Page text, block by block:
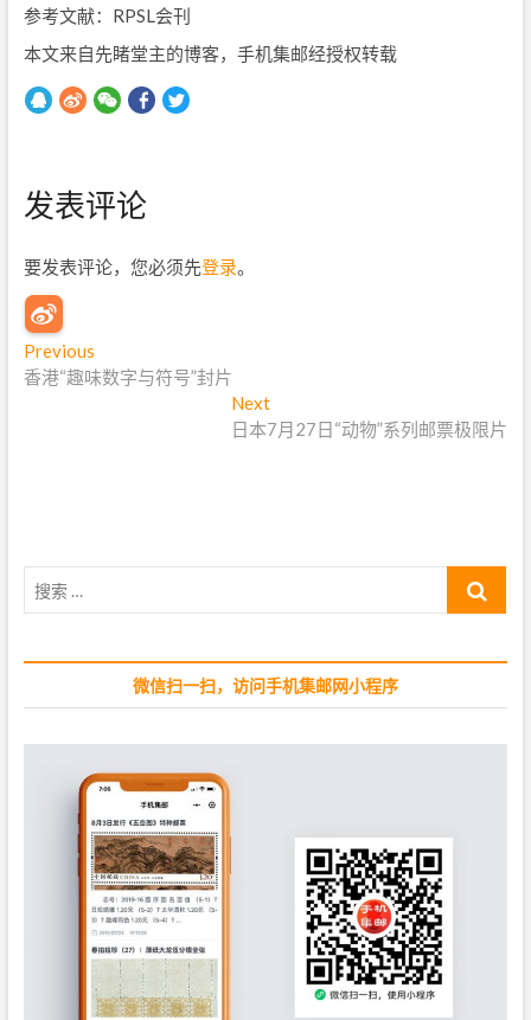
参考文献：RPSL会刊
本文来自先睹堂主的博客，手机集邮经授权转载
发表评论
要发表评论，您必须先登录。
文
章
Previous
r
s
:
香港“趣味数字与符号”封片
Next
e
:
日本7月27日“动物”系列邮票极限片
微信扫一扫，访问手机集邮网小程序